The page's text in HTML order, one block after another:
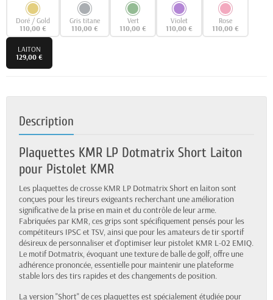
Doré / Gold
110,00 €
Gris titane
110,00 €
Vert
110,00 €
Violet
110,00 €
Rose
110,00 €
LAITON
129,00 €
Description
Plaquettes KMR LP Dotmatrix Short Laiton
pour Pistolet KMR
Les plaquettes de crosse KMR LP Dotmatrix Short en laiton sont
conçues pour les tireurs exigeants recherchant une amélioration
significative de la prise en main et du contrôle de leur arme.
Fabriquées par KMR, ces grips sont spécifiquement pensés pour les
compétiteurs IPSC et TSV, ainsi que pour les amateurs de tir sportif
désireux de personnaliser et d'optimiser leur pistolet KMR L-02 EMIQ.
Le motif Dotmatrix, évoquant une texture de balle de golf, offre une
adhérence prononcée, essentielle pour maintenir une plateforme
stable lors des tirs rapides et des changements de position.
La version "Short" de ces plaquettes est spécialement étudiée pour